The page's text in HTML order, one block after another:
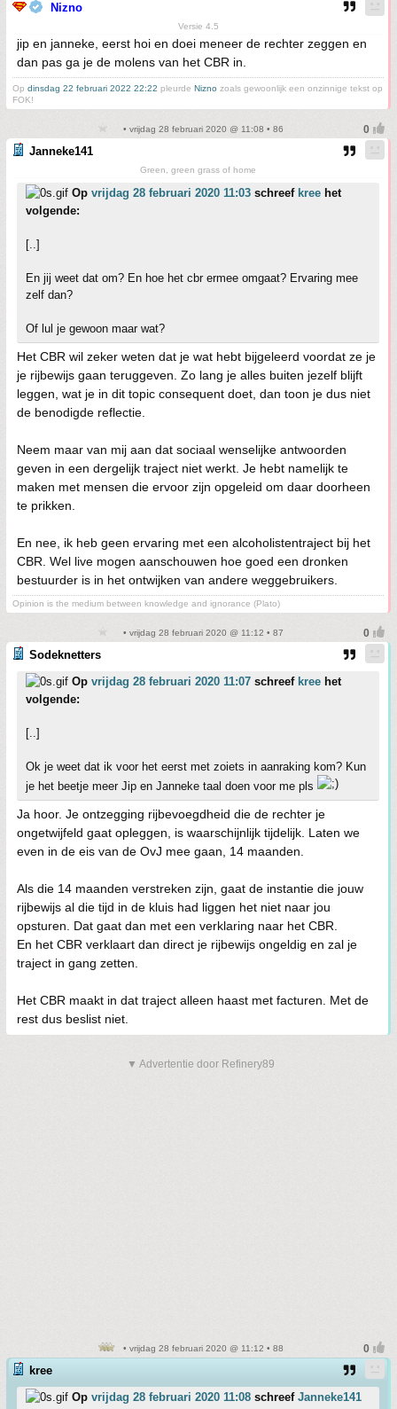
Nizno
Versie 4.5
jip en janneke, eerst hoi en doei meneer de rechter zeggen en
dan pas ga je de molens van het CBR in.
Op dinsdag 22 februari 2022 22:22 pleurde Nizno zoals gewoonlijk een onzinnige tekst op
FOK!
• vrijdag 28 februari 2020 @ 11:08 • 86
Janneke141
Green, green grass of home
Op vrijdag 28 februari 2020 11:03 schreef kree het
volgende:
[..]
En jij weet dat om? En hoe het cbr ermee omgaat? Ervaring mee
zelf dan?
Of lul je gewoon maar wat?
Het CBR wil zeker weten dat je wat hebt bijgeleerd voordat ze je
je rijbewijs gaan teruggeven. Zo lang je alles buiten jezelf blijft
leggen, wat je in dit topic consequent doet, dan toon je dus niet
de benodigde reflectie.
Neem maar van mij aan dat sociaal wenselijke antwoorden
geven in een dergelijk traject niet werkt. Je hebt namelijk te
maken met mensen die ervoor zijn opgeleid om daar doorheen
te prikken.
En nee, ik heb geen ervaring met een alcoholistentraject bij het
CBR. Wel live mogen aanschouwen hoe goed een dronken
bestuurder is in het ontwijken van andere weggebruikers.
Opinion is the medium between knowledge and ignorance (Plato)
• vrijdag 28 februari 2020 @ 11:12 • 87
Sodeknetters
Op vrijdag 28 februari 2020 11:07 schreef kree het
volgende:
[..]
Ok je weet dat ik voor het eerst met zoiets in aanraking kom? Kun
je het beetje meer Jip en Janneke taal doen voor me pls
Ja hoor. Je ontzegging rijbevoegdheid die de rechter je
ongetwijfeld gaat opleggen, is waarschijnlijk tijdelijk. Laten we
even in de eis van de OvJ mee gaan, 14 maanden.
Als die 14 maanden verstreken zijn, gaat de instantie die jouw
rijbewijs al die tijd in de kluis had liggen het niet naar jou
opsturen. Dat gaat dan met een verklaring naar het CBR.
En het CBR verklaart dan direct je rijbewijs ongeldig en zal je
traject in gang zetten.
Het CBR maakt in dat traject alleen haast met facturen. Met de
rest dus beslist niet.
▼ Advertentie door Refinery89
• vrijdag 28 februari 2020 @ 11:12 • 88
kree
Op vrijdag 28 februari 2020 11:08 schreef Janneke141